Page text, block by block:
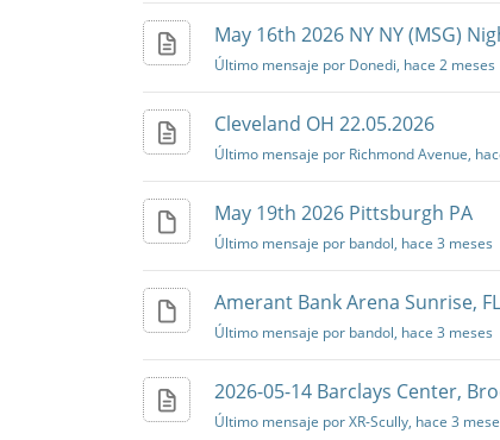
May 16th 2026 NY NY (MSG)
Último mensaje por Donedi, hace 2 meses
Cleveland OH 22.05.2026
Último mensaje por Richmond Avenue,
May 19th 2026 Pittsburgh PA
Último mensaje por bandol, hace 3 meses
Amerant Bank Arena Sunrise,
Último mensaje por bandol, hace 3 meses
2026-05-14 Barclays Center,
Último mensaje por XR-Scully, hace 3